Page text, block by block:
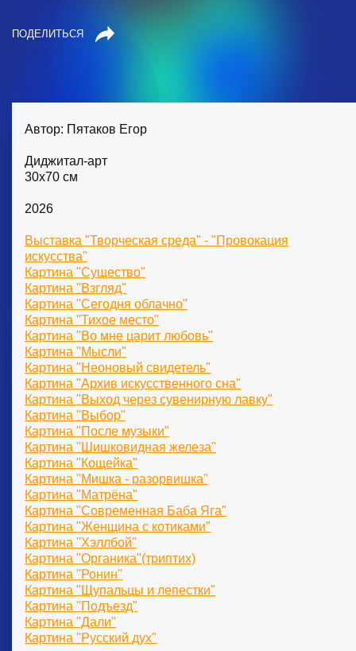
ПОДЕЛИТЬСЯ
Автор: Пятаков Егор
Диджитал-арт
30х70 см
2026
Выставка "Творческая среда" - "Провокация
искусства"
Картина "Существо"
Картина "Взгляд"
Картина "Сегодня облачно"
Картина "Тихое место"
Картина "Во мне царит любовь"
Картина "Мысли"
Картина "Неоновый свидетель"
Картина "Архив искусственного сна"
Картина "Выход через сувенирную лавку"
Картина "Выбор"
Картина "После музыки"
Картина "Шишковидная железа"
Картина "Кощейка"
Картина "Мишка - разорвишка"
Картина "Матрёна"
Картина "Современная Баба Яга"
Картина "Женщина с котиками"
Картина "Хэллбой"
Картина "Органика"(триптих)
Картина "Ронин"
Картина "Щупальцы и лепестки"
Картина "Подъезд"
Картина "Дали"
Картина "Русский дух"